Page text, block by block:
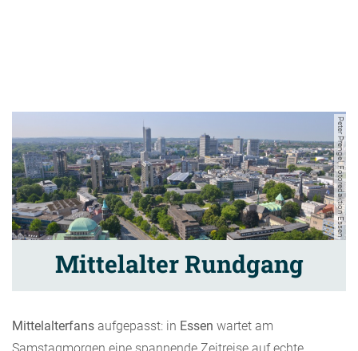
Peter Prengel, Fotoredaktion Essen
Mittelalter Rundgang
Mittelalterfans aufgepasst: in Essen wartet am
Samstagmorgen eine spannende Zeitreise auf echte